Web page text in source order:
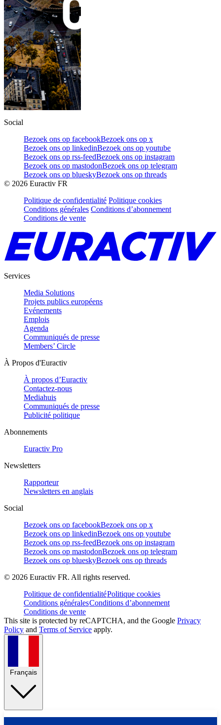
Social
Bezoek ons op facebookBezoek ons op x
Bezoek ons op linkedinBezoek ons op youtube
Bezoek ons op rss-feedBezoek ons op instagram
Bezoek ons op mastodonBezoek ons op telegram
Bezoek ons op blueskyBezoek ons op threads
© 2026 Euractiv FR
Politique de confidentialité Politique cookies
Conditions générales Conditions d’abonnement
Conditions de vente
Services
Media Solutions
Projets publics européens
Evénements
Emplois
Agenda
Communiqués de presse
Members’ Circle
À Propos d'Euractiv
À propos d’Euractiv
Contactez-nous
Mediahuis
Communiqués de presse
Publicité politique
Abonnements
Euractiv Pro
Newsletters
Rapporteur
Newsletters en anglais
Social
Bezoek ons op facebookBezoek ons op x
Bezoek ons op linkedinBezoek ons op youtube
Bezoek ons op rss-feedBezoek ons op instagram
Bezoek ons op mastodonBezoek ons op telegram
Bezoek ons op blueskyBezoek ons op threads
© 2026 Euractiv FR. All rights reserved.
Politique de confidentialitéPolitique cookies
Conditions généralesConditions d’abonnement
Conditions de vente
This site is protected by reCAPTCHA, and the Google Privacy
Policy and Terms of Service apply.
Français